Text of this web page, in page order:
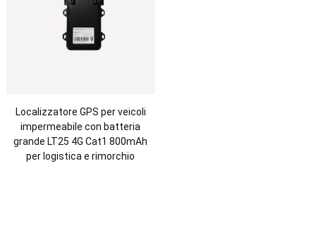
Localizzatore GPS per veicoli
impermeabile con batteria
grande LT25 4G Cat1 800mAh
per logistica e rimorchio